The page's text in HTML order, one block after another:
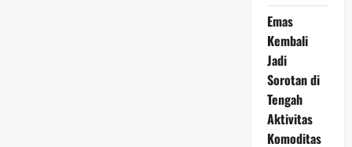
Emas
Kembali
Jadi
Sorotan di
Tengah
Aktivitas
Komoditas